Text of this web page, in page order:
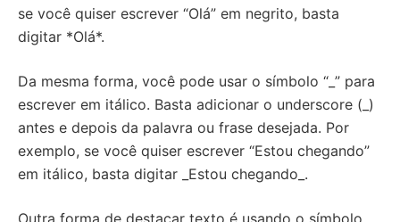
se você quiser escrever “Olá” em negrito, basta
digitar *Olá*.
Da mesma forma, você pode usar o símbolo “_” para
escrever em itálico. Basta adicionar o underscore (_)
antes e depois da palavra ou frase desejada. Por
exemplo, se você quiser escrever “Estou chegando”
em itálico, basta digitar _Estou chegando_.
Outra forma de destacar texto é usando o símbolo